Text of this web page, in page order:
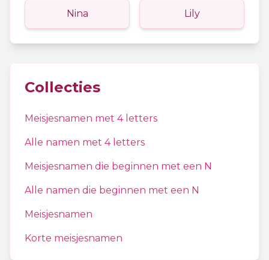
Nina Lily
Collecties
Meisjesnamen met 4letters
Alle namen met 4letters
Meisjesnamen die beginnen met een N
Alle namen die beginnen met een N
Meisjesnamen
Korte meisjesnamen